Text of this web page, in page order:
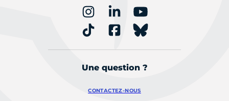
Une question ?
CONTACTEZ-NOUS